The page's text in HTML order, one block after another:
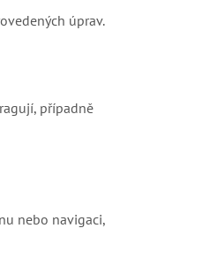
úprav.
případně
nebo navigaci,